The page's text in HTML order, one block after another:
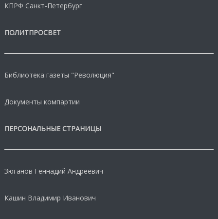
КПРФ Санкт-Петербург
ПОЛИТПРОСВЕТ
Библиотека газеты "Революция"
Документы компартии
ПЕРСОНАЛЬНЫЕ СТРАНИЦЫ
Зюганов Геннадий Андреевич
Кашин Владимир Иванович